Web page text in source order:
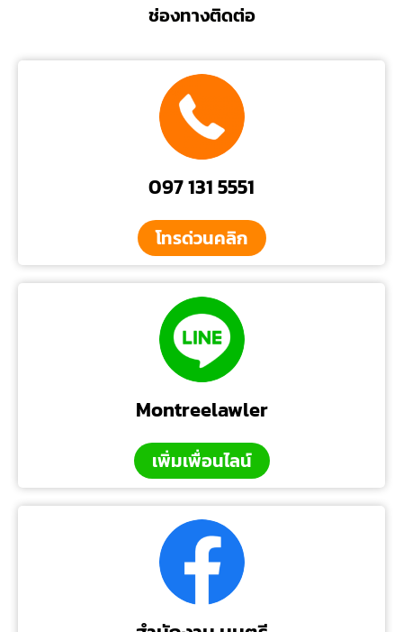
ช่องทางติดต่อ
097 131 5551
โทรด่วนคลิก
Montreelawler
เพิ่มเพื่อนไลน์